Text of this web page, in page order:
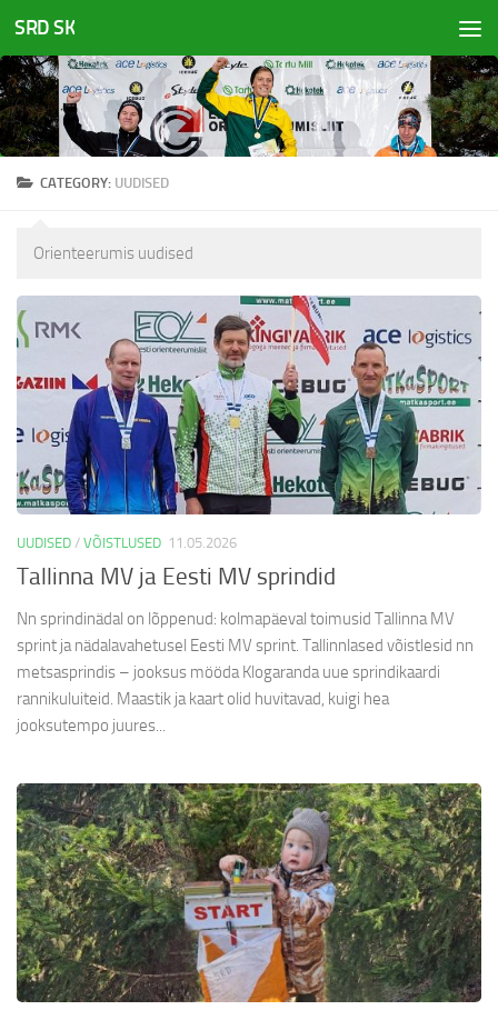
Skip to content
SRD SK
CATEGORY: UUDISED
Orienteerumis uudised
UUDISED / VÕISTLUSED 11.05.2026
Tallinna MV ja Eesti MV sprindid
Nn sprindinädal on lõppenud: kolmapäeval toimusid Tallinna MV
sprint ja nädalavahetusel Eesti MV sprint. Tallinnlased võistlesid nn
metsasprindis – jooksus mööda Klogaranda uue sprindikaardi
rannikuluiteid. Maastik ja kaart olid huvitavad, kuigi hea
jooksutempo juures...